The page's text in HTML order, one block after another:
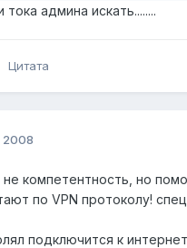
админа искать........
Цитата
2008
не компетентность, но
по VPN протоколу!
подключится к